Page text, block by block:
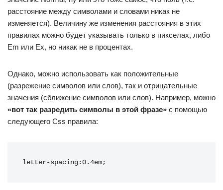
расстояние между символами и словами никак не
изменяется). Величину же изменения расстояния в этих
правилах можно будет указывать только в пикселах, либо
Em или Ex, но никак не в процентах.
Однако, можно использовать как положительные
(разрежение символов или слов), так и отрицательные
значения (сближение символов или слов). Например, можно
«вот так разредить символы в этой фразе» с помощью
следующего Css правила:
letter-spacing:0.4em;